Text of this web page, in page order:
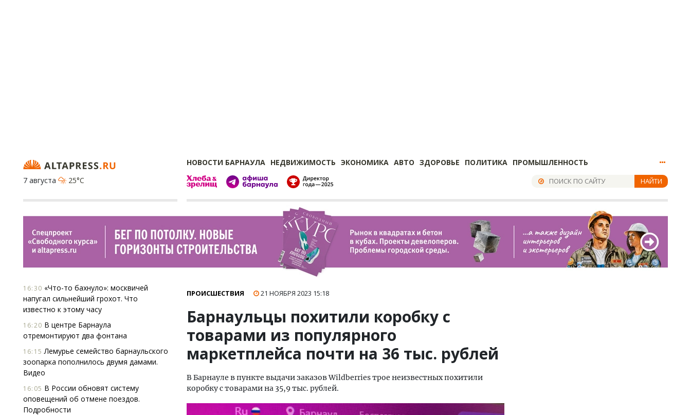
НОВОСТИ БАРНАУЛА НЕДВИЖИМОСТЬ ЭКОНОМИКА АВТО ЗДОРОВЬЕ ПОЛИТИКА ПРОМЫШЛЕННОСТЬ
7 августа
25°C НАЙТИ
16:30 «Что-то бахнуло»: москвичей
напугал сильнейший грохот. Что
известно к этому часу
16:20 В центре Барнаула
отремонтируют два фонтана
16:15 Лемурье семейство барнаульского
зоопарка пополнилось двумя дамами.
Видео
16:05 В России обновят систему
оповещений об отмене поездов.
Подробности
ПРОИСШЕСТВИЯ 21 НОЯБРЯ 2023 15:18
Барнаульцы похитили коробку с
товарами из популярного
маркетплейса почти на 36 тыс. рублей
В Барнауле в пункте выдачи заказов Wildberries трое неизвестных похитили
коробку с товарами на 35,9 тыс. рублей.